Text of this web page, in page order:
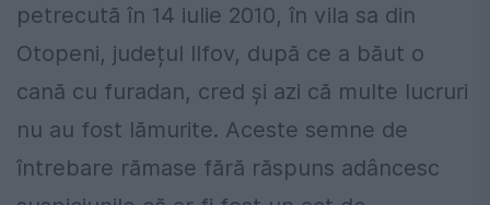
petrecută în 14 iulie 2010, în vila sa din
Otopeni, județul Ilfov, după ce a băut o
cană cu furadan, cred și azi că multe lucruri
nu au fost lămurite. Aceste semne de
întrebare rămase fără răspuns adâncesc